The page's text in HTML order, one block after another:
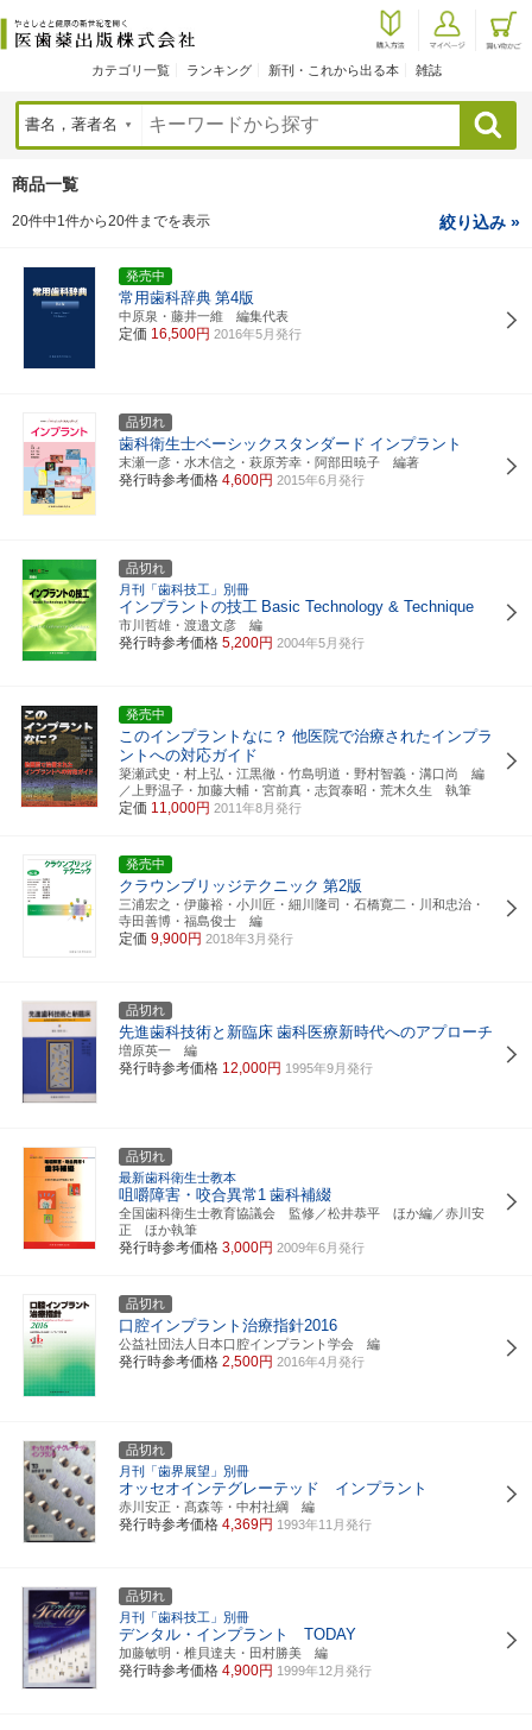
カテゴリ一覧 ランキング 新刊・これから出る本 雑誌
検索
商品一覧
20件中1件から20件までを表示 絞り込み »
発売中
常用歯科辞典 第4版
中原泉・藤井一維 編集代表
定価 16,500円 2016年5月発行
品切れ
歯科衛生士ベーシックスタンダード インプラント
末瀬一彦・水木信之・萩原芳幸・阿部田暁子 編著
発行時参考価格 4,600円 2015年6月発行
品切れ
月刊「歯科技工」別冊
インプラントの技工 Basic Technology & Technique
市川哲雄・渡邉文彦 編
発行時参考価格 5,200円 2004年5月発行
発売中
このインプラントなに？ 他医院で治療されたインプラ
ントへの対応ガイド
簗瀬武史・村上弘・江黒徹・竹島明道・野村智義・溝口尚 編
／上野温子・加藤大輔・宮前真・志賀泰昭・荒木久生 執筆
定価 11,000円 2011年8月発行
発売中
クラウンブリッジテクニック 第2版
三浦宏之・伊藤裕・小川匠・細川隆司・石橋寛二・川和忠治・
寺田善博・福島俊士 編
定価 9,900円 2018年3月発行
品切れ
先進歯科技術と新臨床 歯科医療新時代へのアプローチ
増原英一 編
発行時参考価格 12,000円 1995年9月発行
品切れ
最新歯科衛生士教本
咀嚼障害・咬合異常1 歯科補綴
全国歯科衛生士教育協議会 監修／松井恭平 ほか編／赤川安
正 ほか執筆
発行時参考価格 3,000円 2009年6月発行
品切れ
口腔インプラント治療指針2016
公益社団法人日本口腔インプラント学会 編
発行時参考価格 2,500円 2016年4月発行
品切れ
月刊「歯界展望」別冊
オッセオインテグレーテッド インプラント
赤川安正・髙森等・中村社綱 編
発行時参考価格 4,369円 1993年11月発行
品切れ
月刊「歯科技工」別冊
デンタル・インプラント TODAY
加藤敏明・椎貝達夫・田村勝美 編
発行時参考価格 4,900円 1999年12月発行